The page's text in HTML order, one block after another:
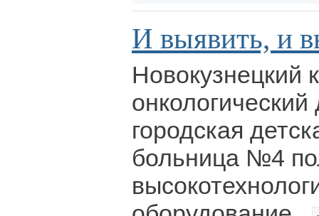
И выявить, и
Новокузнецкий
городская
больница №4